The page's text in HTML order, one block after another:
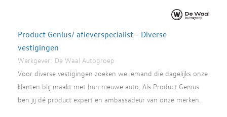
Product Genius/ afleverspecialist - Diverse
vestigingen
Werkgever: De Waal Autogroep
Voor diverse vestigingen zoeken we iemand die dagelijks onze
klanten blij maakt met hun nieuwe auto. Als Product Genius
ben jij dé product expert en ambassadeur van onze merken.